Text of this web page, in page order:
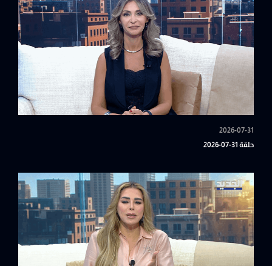
2026-07-31
حلقة 31-07-2026